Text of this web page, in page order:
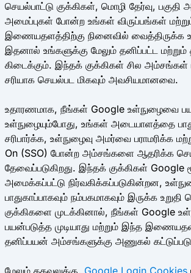
செயல்பாட்டு குக்கிகள், மொழி தேர்வு,
அமைப்புகள் போன்ற உங்கள் விருப்பங்கள்
இணையதளத்திற்கு நினைவில் வைத்திருக்க
இதனால் உங்களுக்கு மேலும் தனிப்பட்ட
கிடைக்கும். இந்தக் குக்கிகள் சில
சரியாக செயல்பட மிகவும் அவசியமானவை.
உதாரணமாக, நீங்கள் Google உள்நுழைவை
உள்நுழையும்போது, உங்கள் அடையாளத்தை
சரிபார்க்க, உள்நுழைவு அமர்வை பராமரிக்க
On (SSO) போன்ற அம்சங்களை ஆதரிக்க
தேவைப்படுகிறது. இந்தக் குக்கிகள் Google
அமைக்கப்பட்டு நிர்வகிக்கப்படுகின்றன,
பாதுகாப்பாகவும் நம்பகமாகவும் இருக்க
குக்கிகளை முடக்கினால், நீங்கள் Google
பயன்படுத்த முடியாது மற்றும் இந்த
தனிப்பயன் அம்சங்களுக்கு அணுகல்
மேலும் தகவலுக்கு, Google Login Cookies